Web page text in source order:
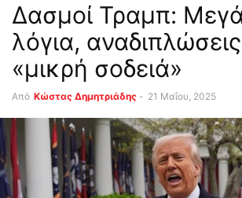
Δασμοί Τραμπ:
λόγια,
«μικρή σοδειά»
Από Kώστας Δημητριάδης - 21 Μαΐου, 2025